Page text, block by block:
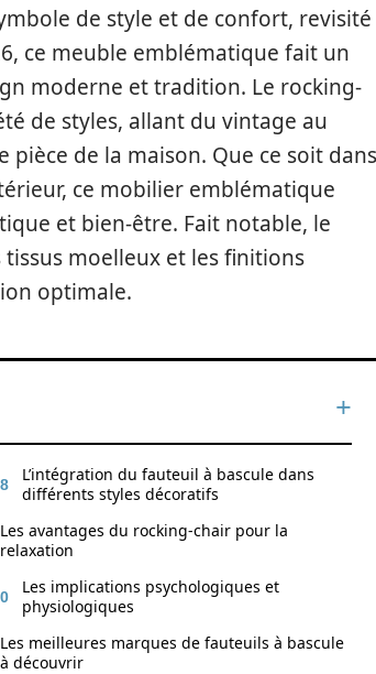
de style et de confort, revisité
ce meuble emblématique fait un
moderne et tradition. Le rocking-
de styles, allant du vintage au
de la maison. Que ce soit dans
ce mobilier emblématique
et bien-être. Fait notable, le
moelleux et les finitions
optimale.
L’intégration du fauteuil à bascule dans
différents styles décoratifs
Les avantages du rocking-chair pour la
relaxation
Les implications psychologiques et
physiologiques
Les meilleures marques de fauteuils à bascule
à découvrir